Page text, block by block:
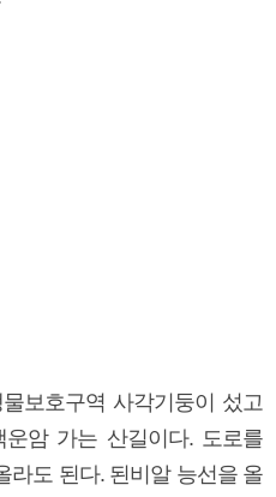
보호구역 사각기둥이 섰고
암 가는 산길이다. 도로를
라도 된다. 된비알 능선을 올